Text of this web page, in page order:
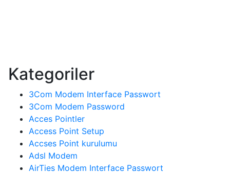
Kategoriler
3Com Modem Interface Passwort
3Com Modem Password
Acces Pointler
Access Point Setup
Accses Point kurulumu
Adsl Modem
AirTies Modem Interface Passwort